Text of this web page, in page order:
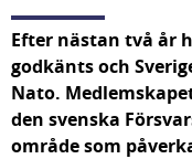
Efter nästan två år
godkänts och
Nato.
den svenska
område som